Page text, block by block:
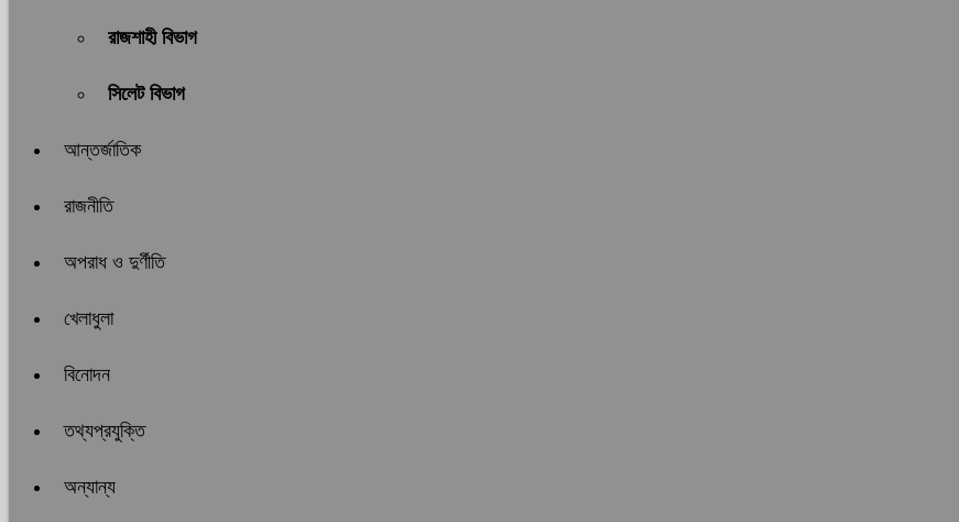
রাজশাহী বিভাগ
সিলেট বিভাগ
আন্তর্জাতিক
রাজনীতি
অপরাধ ও দুর্ণীতি
খেলাধুলা
বিনোদন
তথ্যপ্রযুক্তি
অন্যান্য